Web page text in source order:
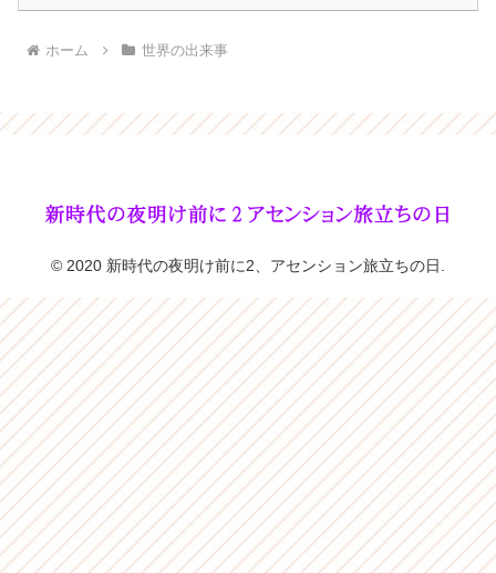
ホーム 世界の出来事
© 2020 新時代の夜明け前に2、アセンション旅立ちの日.